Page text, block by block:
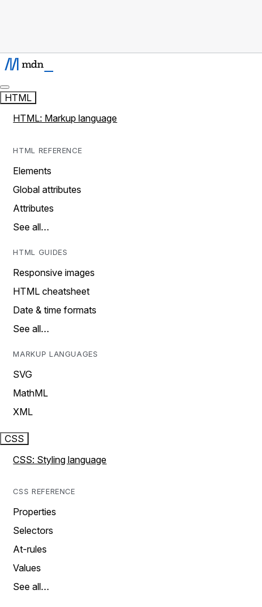
HTML
HTML: Markup language
HTML REFERENCE
Elements
Global attributes
Attributes
See all…
HTML GUIDES
Responsive images
HTML cheatsheet
Date & time formats
See all…
MARKUP LANGUAGES
SVG
MathML
XML
CSS
CSS: Styling language
CSS REFERENCE
Properties
Selectors
At-rules
Values
See all…